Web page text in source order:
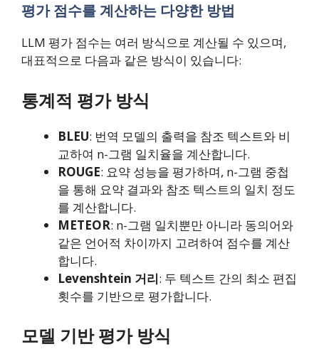
평가 점수를 계산하는 다양한 방법
LLM 평가 점수는 여러 방식으로 계산될 수 있으며,
대표적으로 다음과 같은 방식이 있습니다:
통계적 평가 방식
BLEU: 번역 모델의 출력을 참조 텍스트와 비
교하여 n-그램 일치율을 계산합니다.
ROUGE: 요약 성능을 평가하며, n-그램 중첩
을 통해 요약 결과와 참조 텍스트의 일치 정도
를 계산합니다.
METEOR: n-그램 일치뿐만 아니라 동의어와
같은 언어적 차이까지 고려하여 점수를 계산
합니다.
Levenshtein 거리: 두 텍스트 간의 최소 편집
횟수를 기반으로 평가합니다.
모델 기반 평가 방식